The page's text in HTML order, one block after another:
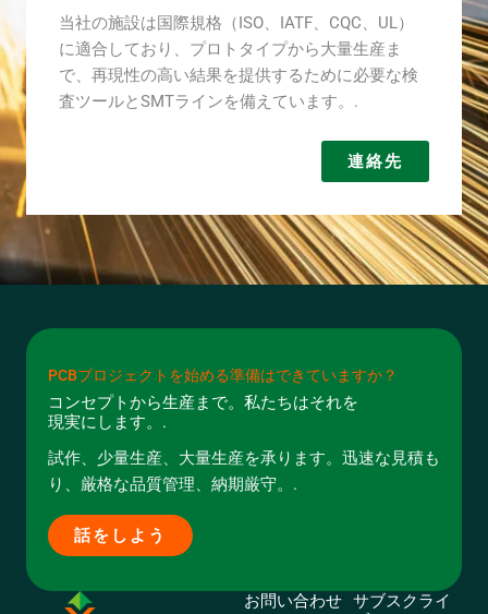
当社の施設は国際規格（ISO、IATF、CQC、UL）
に適合しており、プロトタイプから大量生産ま
で、再現性の高い結果を提供するために必要な検
査ツールとSMTラインを備えています。.
連絡先
PCBプロジェクトを始める準備はできていますか？
コンセプトから生産まで。私たちはそれを
現実にします。.
試作、少量生産、大量生産を承ります。迅速な見積も
り、厳格な品質管理、納期厳守。.
話をしよう
お問い合わせ サブスクライ